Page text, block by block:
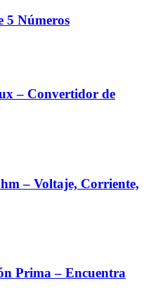
5 Números
– Convertidor de
– Voltaje, Corriente,
Prima – Encuentra